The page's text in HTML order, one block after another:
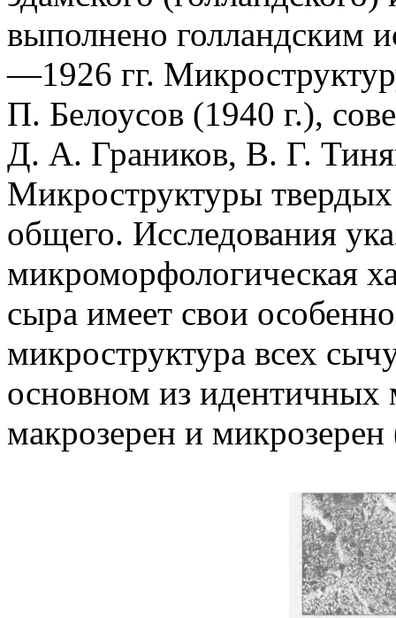
выполнено голландским
—1926 гг.
П. Белоусов (1940 г.),
Д. А. Граников, В. Г.
Микроструктуры
общего. Исследования
микроморфологическая
сыра имеет свои
микроструктура всех
основном из
макрозерен и